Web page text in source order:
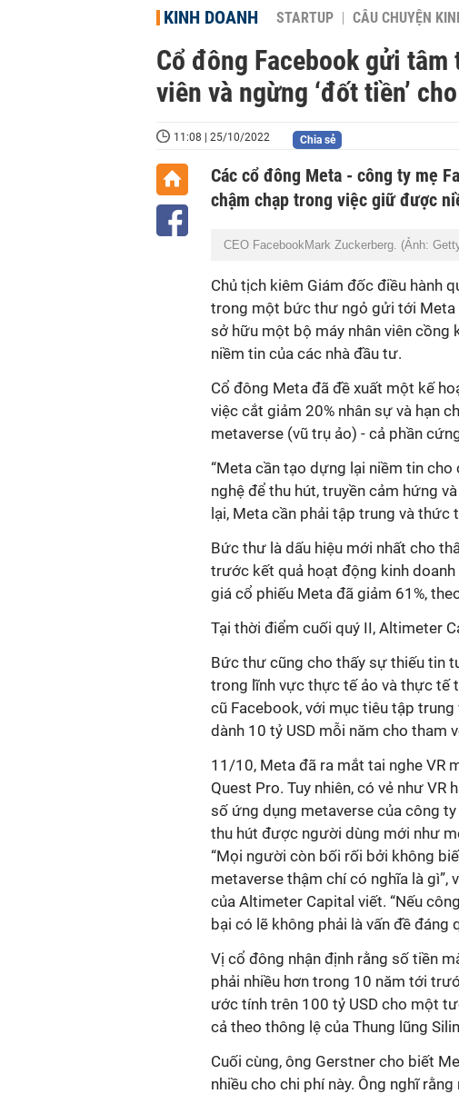
KINH DOANH STARTUP CÂU CHUYỆN
Cổ đông Facebook gửi
viên và ngừng ‘đốt tiền’
11:08 | 25/10/2022 Chia sẻ
Các cổ đông Meta - công ty mẹ
chậm chạp trong việc giữ được
CEO FacebookMark Zuckerberg. (Ảnh:
Chủ tịch kiêm Giám đốc điều hành
trong một bức thư ngỏ gửi tới Meta
sở hữu một bộ máy nhân viên cồng
niềm tin của các nhà đầu tư.
Cổ đông Meta đã đề xuất một kế
việc cắt giảm 20% nhân sự và hạn
metaverse (vũ trụ ảo) - cả phần
“Meta cần tạo dựng lại niềm tin
nghệ để thu hút, truyền cảm hứng
lại, Meta cần phải tập trung và thức
Bức thư là dấu hiệu mới nhất cho
trước kết quả hoạt động kinh doanh
giá cổ phiếu Meta đã giảm 61%,
Tại thời điểm cuối quý II, Altimeter
Bức thư cũng cho thấy sự thiếu tin
trong lĩnh vực thực tế ảo và thực tế
cũ Facebook, với mục tiêu tập
dành 10 tỷ USD mỗi năm cho tham
11/10, Meta đã ra mắt tai nghe VR
Quest Pro. Tuy nhiên, có vẻ như VR
số ứng dụng metaverse của công
thu hút được người dùng mới như
“Mọi người còn bối rối bởi không
metaverse thậm chí có nghĩa là gì”,
của Altimeter Capital viết. “Nếu
bại có lẽ không phải là vấn đề đáng
Vị cổ đông nhận định rằng số tiền
phải nhiều hơn trong 10 năm tới
ước tính trên 100 tỷ USD cho một
cả theo thông lệ của Thung lũng
Cuối cùng, ông Gerstner cho biết
nhiều cho chi phí này. Ông nghĩ